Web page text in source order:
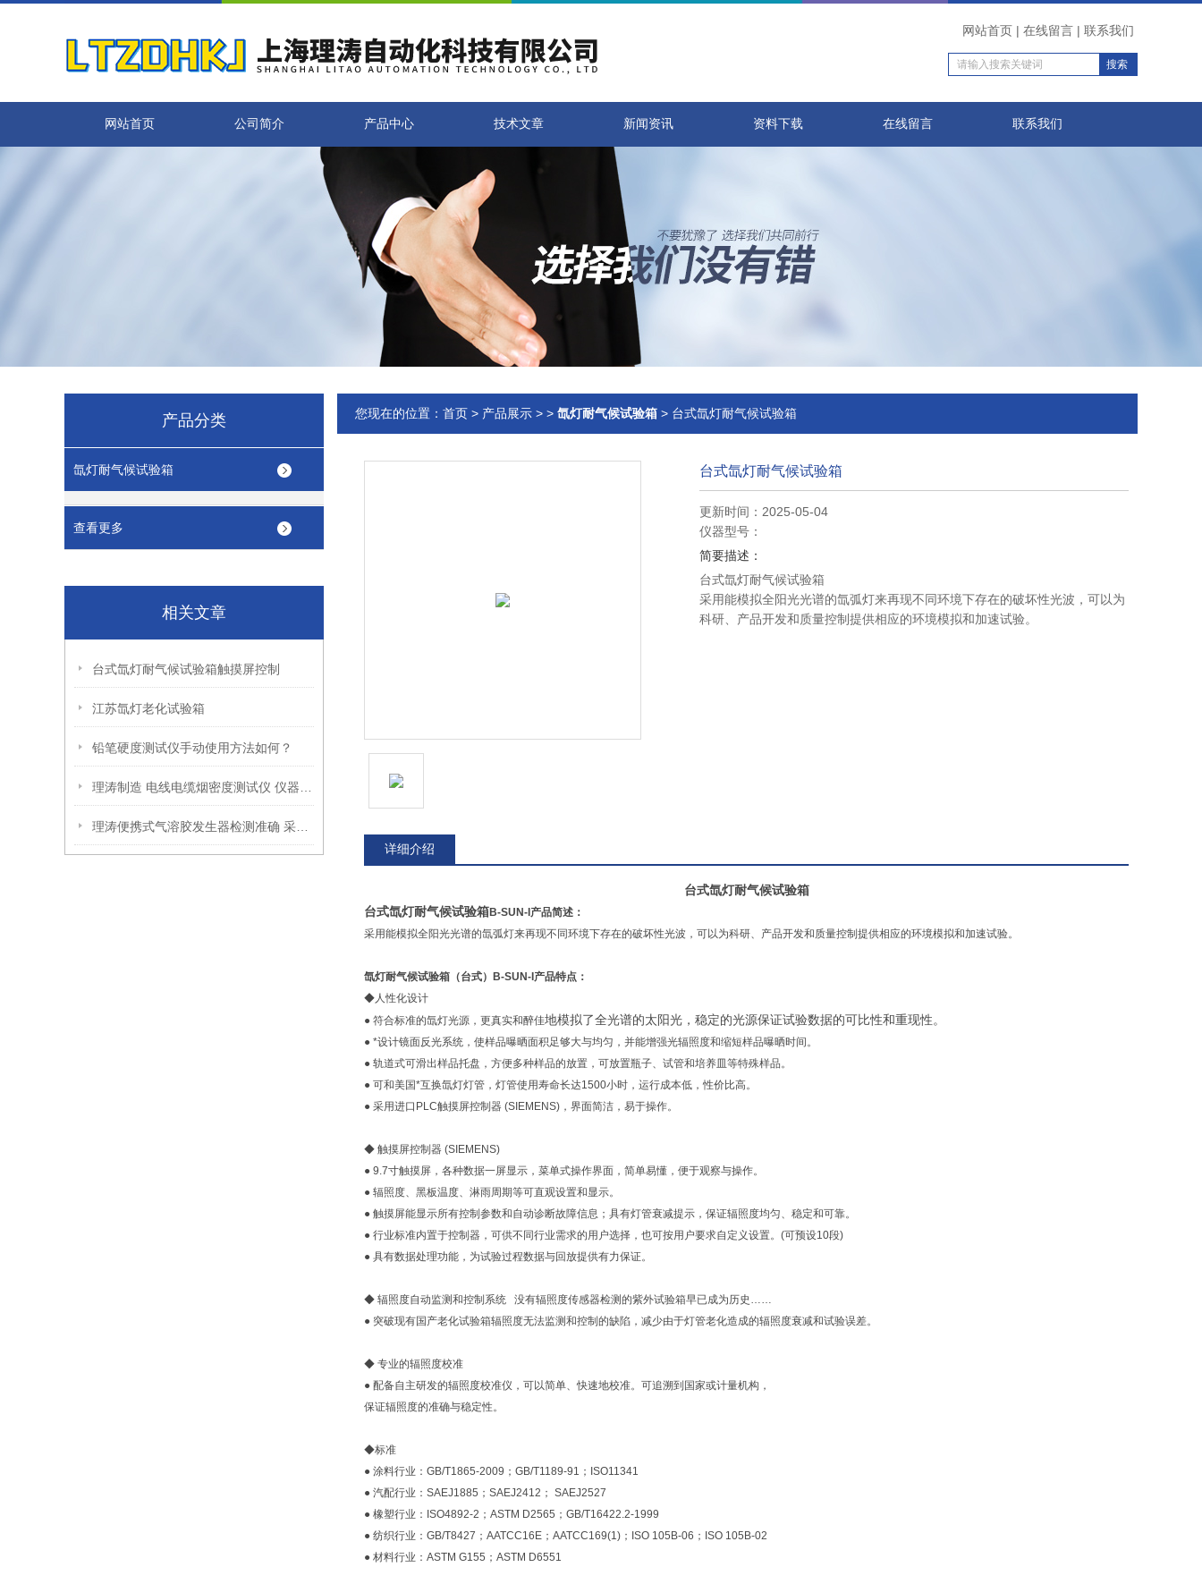
网站首页 | 在线留言 | 联系我们
网站首页 公司简介 产品中心 技术文章 新闻资讯 资料下载 在线留言 联系我们
产品分类
氙灯耐气候试验箱
查看更多
相关文章
台式氙灯耐气候试验箱触摸屏控制
江苏氙灯老化试验箱
铅笔硬度测试仪手动使用方法如何？
您现在的位置： 首页 > 产品展示 > > 氙灯耐气候试验箱 > 台式氙灯耐气候试验箱
台式氙灯耐气候试验箱
更新时间：2025-05-04
仪器型号：
简要描述：
台式氙灯耐气候试验箱
采用能模拟全阳光光谱的氙弧灯来再现不同环境下存在的破坏性光波，可以为
科研、产品开发和质量控制提供相应的环境模拟和加速试验。
详细介绍
台式氙灯耐气候试验箱
台式氙灯耐气候试验箱B-SUN-I产品简述：
采用能模拟全阳光光谱的氙弧灯来再现不同环境下存在的破坏性光波，可以为科研、产品开发和质量控制提供相应的环境模拟和加速试验。
氙灯耐气候试验箱（台式）B-SUN-I产品特点：
◆人性化设计
● 符合标准的氙灯光源，更真实和醉佳地模拟了全光谱的太阳光，稳定的光源保证试验数据的可比性和重现性。
● *设计镜面反光系统，使样品曝晒面积足够大与均匀，并能增强光辐照度和缩短样品曝晒时间。
● 轨道式可滑出样品托盘，方便多种样品的放置，可放置瓶子、试管和培养皿等特殊样品。
● 可和美国*互换氙灯灯管，灯管使用寿命长达1500小时，运行成本低，性价比高。
● 采用进口PLC触摸屏控制器 (SIEMENS)，界面简洁，易于操作。
◆ 触摸屏控制器 (SIEMENS)
● 9.7寸触摸屏，各种数据一屏显示，菜单式操作界面，简单易懂，便于观察与操作。
● 辐照度、黑板温度、淋雨周期等可直观设置和显示。
● 触摸屏能显示所有控制参数和自动诊断故障信息；具有灯管衰减提示，保证辐照度均匀、稳定和可靠。
● 行业标准内置于控制器，可供不同行业需求的用户选择，也可按用户要求自定义设置。(可预设10段)
● 具有数据处理功能，为试验过程数据与回放提供有力保证。
◆ 辐照度自动监测和控制系统 没有辐照度传感器检测的紫外试验箱早已成为历史……
● 突破现有国产老化试验箱辐照度无法监测和控制的缺陷，减少由于灯管老化造成的辐照度衰减和试验误差。
◆ 专业的辐照度校准
● 配备自主研发的辐照度校准仪，可以简单、快速地校准。可追溯到国家或计量机构，
保证辐照度的准确与稳定性。
◆标准
● 涂料行业：GB/T1865-2009；GB/T1189-91；ISO11341
● 汽配行业：SAEJ1885；SAEJ2412； SAEJ2527
● 橡塑行业：ISO4892-2；ASTM D2565；GB/T16422.2-1999
● 纺织行业：GB/T8427；AATCC16E；AATCC169(1)；ISO 105B-06；ISO 105B-02
● 材料行业：ASTM G155；ASTM D6551